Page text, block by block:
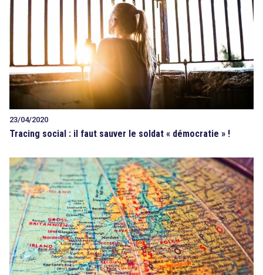
23/04/2020
Tracing social : il faut sauver le soldat « démocratie » !